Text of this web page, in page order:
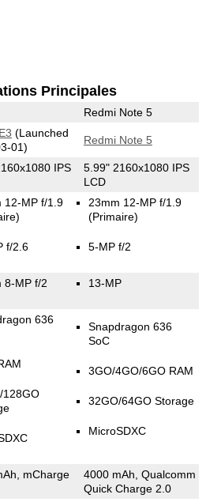
Principales
Redmi Note 5
(Launched
01)
Redmi Note 5
IPS
5.99" 2160x1080 IPS
LCD
12-MP f/1.9
f/2.6
23mm 12-MP f/1.9
(Primaire)
5-MP f/2
8-MP f/2 13-MP
636
128GO
Snapdragon 636
SoC
3GO/4GO/6GO RAM
32GO/64GO Storage
MicroSDXC
mCharge
4000 mAh, Qualcomm
Quick Charge 2.0